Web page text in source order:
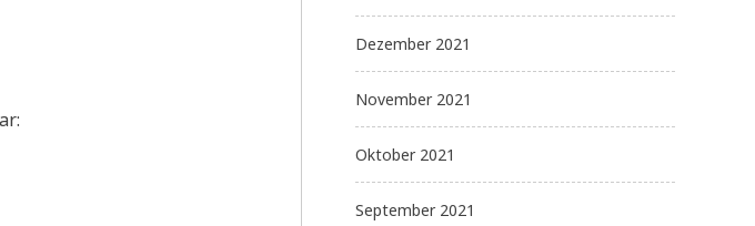
Dezember 2021
November 2021
Oktober 2021
September 2021